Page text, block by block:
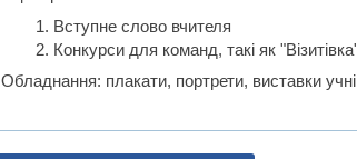
Вступне слово вчителя
Конкурси для команд, такі як
Обладнання: плакати, портрети, виставки